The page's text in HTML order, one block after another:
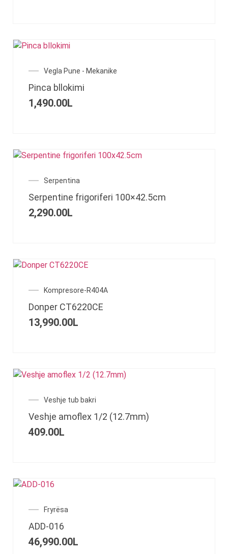
Vegla Pune - Mekanike
Pinca bllokimi
1,490.00L
Serpentina
Serpentine frigoriferi 100×42.5cm
2,290.00L
Kompresore-R404A
Donper CT6220CE
13,990.00L
Veshje tub bakri
Veshje amoflex 1/2 (12.7mm)
409.00L
Fryrësa
ADD-016
46,990.00L